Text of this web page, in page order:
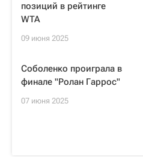
позиций в рейтинге
WTA
09 июня 2025
Соболенко проиграла в
финале "Ролан Гаррос"
07 июня 2025